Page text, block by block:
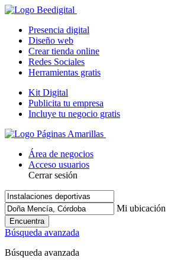
Presencia digital
Diseño web
Crear tienda online
Redes Sociales
Herramientas gratis
Kit Digital
Publicita tu empresa
Incluye tu negocio gratis
Área de negocios
Acceso usuarios
Cerrar sesión
Mi ubicación
Encuentra
Búsqueda avanzada
Búsqueda avanzada